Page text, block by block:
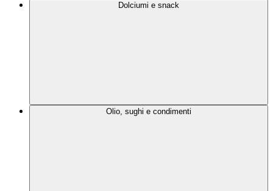
Dolciumi e snack
Olio, sughi e condimenti